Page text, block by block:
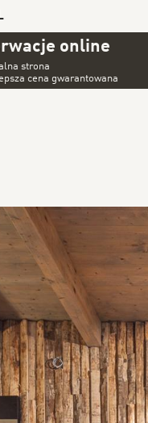
online
strona
cena gwarantowana